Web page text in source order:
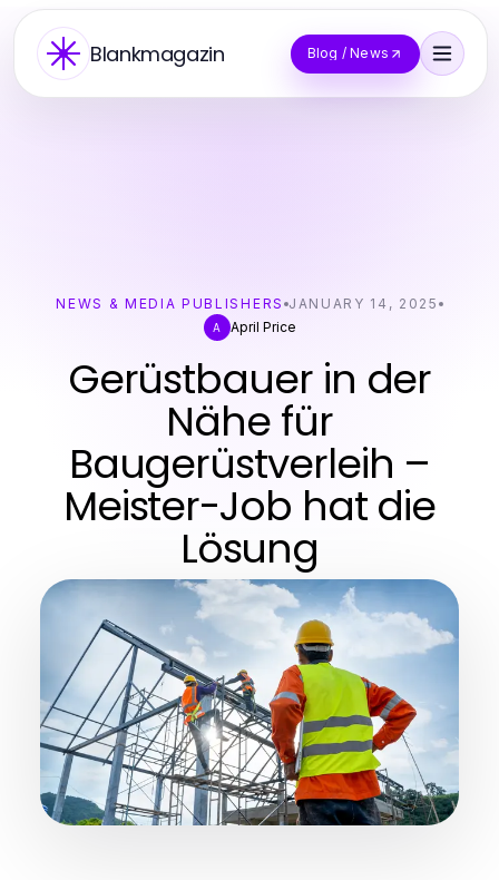
Blankmagazin Blog / News
NEWS & MEDIA PUBLISHERS JANUARY 14, 2025
A April Price
Gerüstbauer in der
Nähe für
Baugerüstverleih –
Meister-Job hat die
Lösung